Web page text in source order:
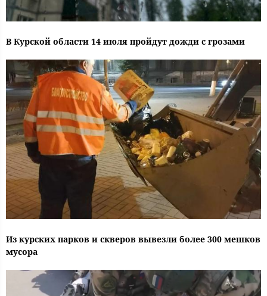
В Курской области 14 июля пройдут дожди с грозами
Из курских парков и скверов вывезли более 300 мешков
мусора